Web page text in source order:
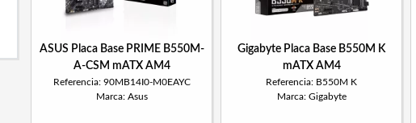
ASUS Placa Base PRIME B550M-
A-CSM mATX AM4
Referencia: 90MB14I0-M0EAYC
Marca: Asus
Gigabyte Placa Base B550M K
mATX AM4
Referencia: B550M K
Marca: Gigabyte